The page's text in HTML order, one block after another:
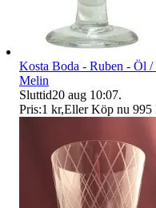
Kosta Boda - Ruben - Öl /
Melin
Sluttid20 aug 10:07.
Pris:1 kr,Eller Köp nu 995